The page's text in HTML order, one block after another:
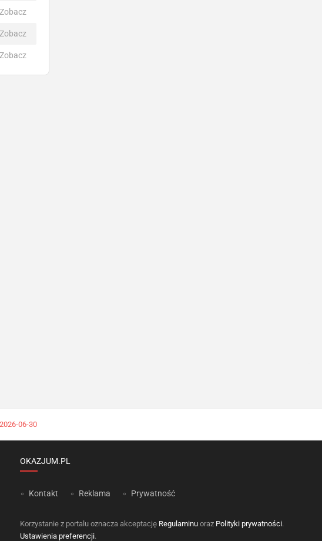
Zobacz
Zobacz
Zobacz
06-30
OKAZJUM.PL
Kontakt Reklama Prywatność
Korzystanie z portalu oznacza akceptację Regulaminu oraz Polityki prywatności.
Ustawienia preferencji.